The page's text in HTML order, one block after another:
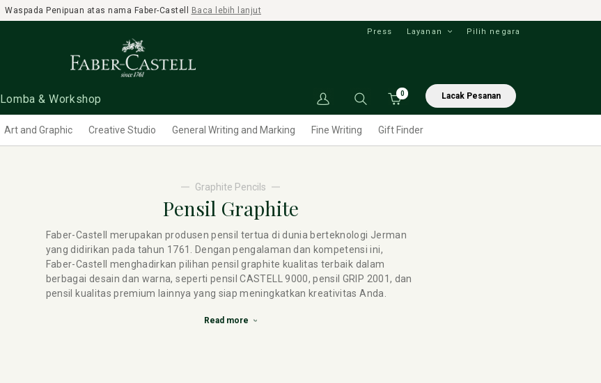
Waspada Penipuan atas nama Faber-Castell Baca lebih lanjut
Lomba & Workshop
Press Layanan Pilih negara
0 Lacak Pesanan
Art and Graphic Creative Studio General Writing and Marking Fine Writing Gift Finder
Graphite Pencils
Pensil Graphite
Faber-Castell merupakan produsen pensil tertua di dunia berteknologi Jerman
yang didirikan pada tahun 1761. Dengan pengalaman dan kompetensi ini,
Faber-Castell menghadirkan pilihan pensil graphite kualitas terbaik dalam
berbagai desain dan warna, seperti pensil CASTELL 9000, pensil GRIP 2001, dan
pensil kualitas premium lainnya yang siap meningkatkan kreativitas Anda.
Read more